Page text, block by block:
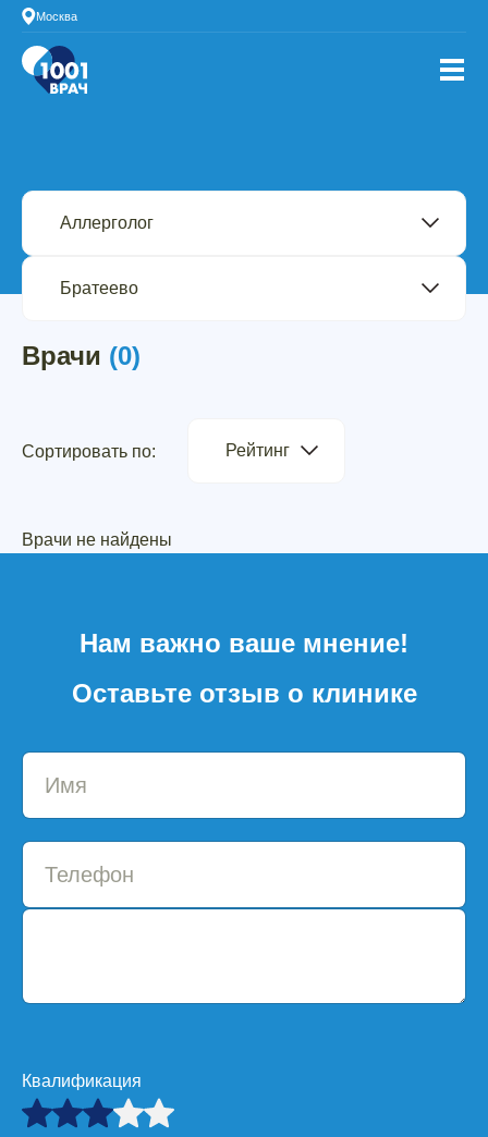
Москва
Врачи (0)
Сортировать по: Рейтинг
Врачи не найдены
Нам важно ваше мнение!
Оставьте отзыв о клинике
Квалификация